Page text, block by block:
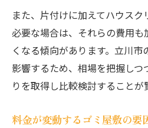
また、片付けに加えてハウス
必要な場合は、それらの費用
くなる傾向があります。立川
影響するため、相場を把握しつ
りを取得し比較検討することが
料金が変動するゴミ屋敷の要